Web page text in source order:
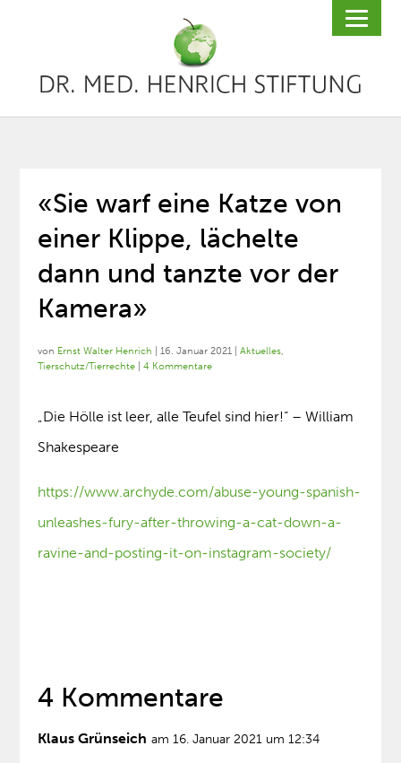
«Sie warf eine Katze von
einer Klippe, lächelte
dann und tanzte vor der
Kamera»
von Ernst Walter Henrich |16. Januar 2021 |Aktuelles,
Tierschutz/Tierrechte |4 Kommentare
„Die Hölle ist leer, alle Teufel sind hier!“ – William
Shakespeare
https://www.archyde.com/abuse-young-spanish-
unleashes-fury-after-throwing-a-cat-down-a-
ravine-and-posting-it-on-instagram-society/
4 Kommentare
Klaus Grünseich am 16. Januar 2021 um 12:34